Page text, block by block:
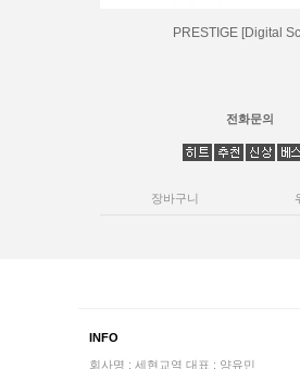
PRESTIGE [Digital
전화문의
장바구니
INFO
회사명 : 세현교역 대표 : 양유민